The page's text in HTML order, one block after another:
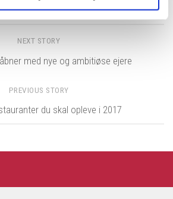
NEXT STORY
med nye og ambitiøse ejere
PREVIOUS STORY
du skal opleve i 2017